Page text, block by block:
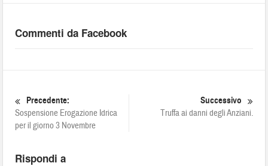
Commenti da Facebook
Precedente:
Sospensione Erogazione Idrica
per il giorno 3 Novembre
Successivo
Truffa ai danni degli Anziani.
Rispondi a